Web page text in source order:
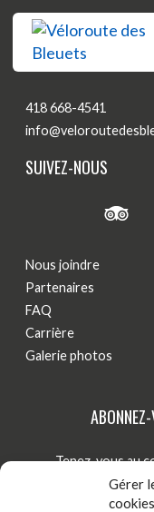
Gérer
cookies
Actualités
CONTACTEZ-NOUS
418 668-4541
SUIVEZ-NOUS
Nous joindre
Partenaires
FAQ
Carrière
Galerie photos
Tenez-vous au